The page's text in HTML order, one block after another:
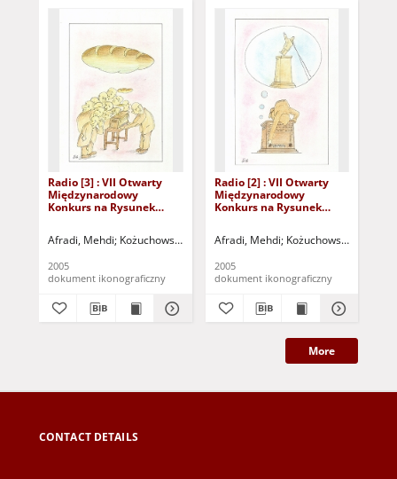
Radio [3] : VII Otwarty
Międzynarodowy
Konkurs na Rysunek
Afradi, Mehdi Kożuchowski Ośrodek Kultury i Sportu "Zamek"
2005
dokument ikonograficzny
Radio [2] : VII Otwarty
Międzynarodowy
Konkurs na Rysunek
Afradi, Mehdi Kożuchowski
2005
dokument ikonograficzny
More
CONTACT DETAILS